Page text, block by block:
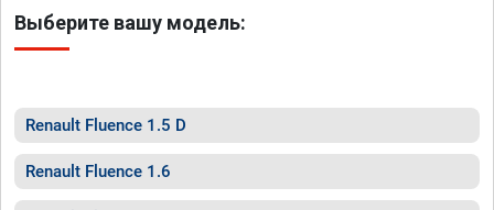
Выберите вашу модель:
Renault Fluence 1.5 D
Renault Fluence 1.6